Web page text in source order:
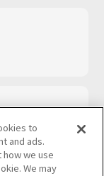
to
and ads.
we use
We may